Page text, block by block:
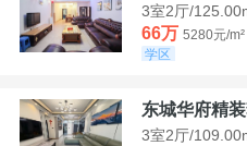
3室2厅/
66万 5280元/m²
学区
东城华府精
3室2厅/